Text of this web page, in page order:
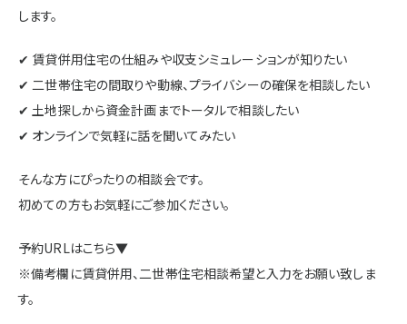
します。
✔ 賃貸併用住宅の仕組みや収支シミュレーションが知りたい
✔ 二世帯住宅の間取りや動線、プライバシーの確保を相談したい
✔ 土地探しから資金計画までトータルで相談したい
✔ オンラインで気軽に話を聞いてみたい
そんな方にぴったりの相談会です。
初めての方もお気軽にご参加ください。
予約URLはこちら▼
※備考欄に賃貸併用、二世帯住宅相談希望と入力をお願い致しま
す。
31社 55棟
モデルハウス一覧へ